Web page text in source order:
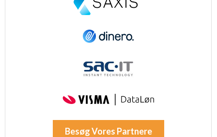
Besøg Vores Partnere